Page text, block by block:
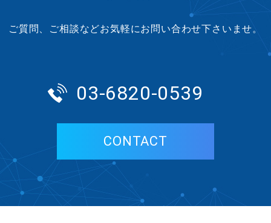
ご質問、ご相談などお気軽にお問い合わせ下さいませ。
03-6820-0539
CONTACT